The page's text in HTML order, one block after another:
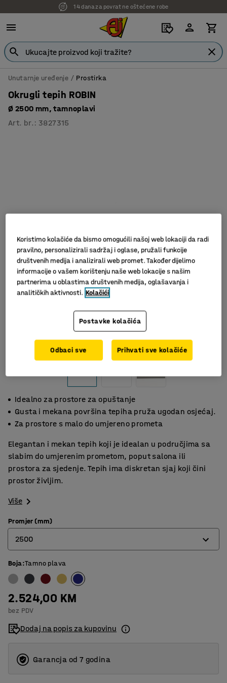
14 dana za povrat ne oštećene robe
Unutarnje uređenje Prostirka
Okrugli tepih ROBIN
Ø 2500 mm, tamnoplavi
Art. br. : 3827315
Idealno za prostore za opuštanje
Gusta i mekana površina tepiha pruža ugodan osjećaj.
Za prostore s malo do umjereno prometa
Elegantan i mekan tepih koji je idealan u područjima sa
slabim do umjerenim prometom, poput salona ili
prostora za sjedenje. Tepih ima diskretan sjaj koji čini
prostor življim.
Više
Promjer (mm)
2500
2000
2500
3000
3500
Boja:Tamno plava
2.524,00 KM
bez PDV
Dodaj na popis za kupovinu
Garancja od 7 godina
Koristimo kolačiće da bismo omogućili našoj web lokaciji da radi
pravilno, personalizirali sadržaj i oglase, pružali funkcije
društvenih medija i analizirali web promet. Također dijelimo
informacije o vašem korištenju naše web lokacije s našim
partnerima u oblastima društvenih medija, oglašavanja i
analitičkih aktivnosti. Kolačići
Postavke kolačića
Odbaci sve Prihvati sve kolačiće